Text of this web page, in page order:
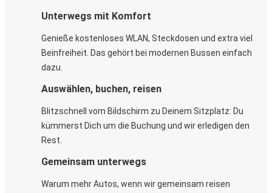
Unterwegs mit Komfort
Genieße kostenloses WLAN, Steckdosen und extra viel
Beinfreiheit. Das gehört bei modernen Bussen einfach
dazu.
Auswählen, buchen, reisen
Blitzschnell vom Bildschirm zu Deinem Sitzplatz: Du
kümmerst Dich um die Buchung und wir erledigen den
Rest.
Gemeinsam unterwegs
Warum mehr Autos, wenn wir gemeinsam reisen